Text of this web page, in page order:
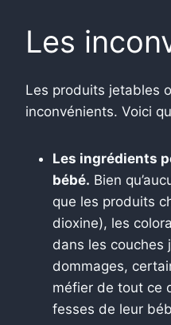
Les
Les produits jetables
inconvénients. Voici
Les ingrédients
bébé. Bien
que les produits
dioxine), les
dans les couches
dommages,
méfier de tout ce
fesses de leur